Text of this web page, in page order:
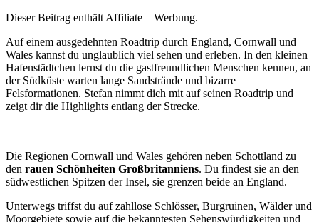
Dieser Beitrag enthält Affiliate – Werbung.
Auf einem ausgedehnten Roadtrip durch England, Cornwall und
Wales kannst du unglaublich viel sehen und erleben. In den kleinen
Hafenstädtchen lernst du die gastfreundlichen Menschen kennen, an
der Südküste warten lange Sandstrände und bizarre
Felsformationen. Stefan nimmt dich mit auf seinen Roadtrip und
zeigt dir die Highlights entlang der Strecke.
Die Regionen Cornwall und Wales gehören neben Schottland zu
den rauen Schönheiten Großbritanniens. Du findest sie an den
südwestlichen Spitzen der Insel, sie grenzen beide an England.
Unterwegs triffst du auf zahllose Schlösser, Burgruinen, Wälder und
Moorgebiete sowie auf die bekanntesten Sehenswürdigkeiten und